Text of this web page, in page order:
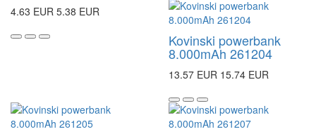
4.63 EUR 5.38 EUR
Kovinski powerbank
8.000mAh 261204
13.57 EUR 15.74 EUR